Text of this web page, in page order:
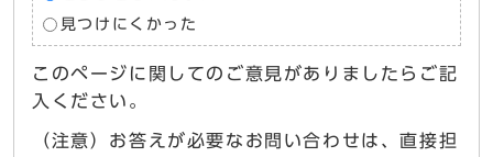
見つけにくかった
このページに関してのご意見がありましたらご記
入ください。
（注意）お答えが必要なお問い合わせは、直接担